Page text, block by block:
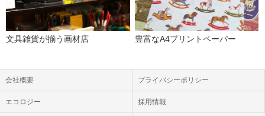
文具雑貨が揃う画材店 豊富なA4プリントペーパー
会社概要 プライバシーポリシー
エコロジー 採用情報